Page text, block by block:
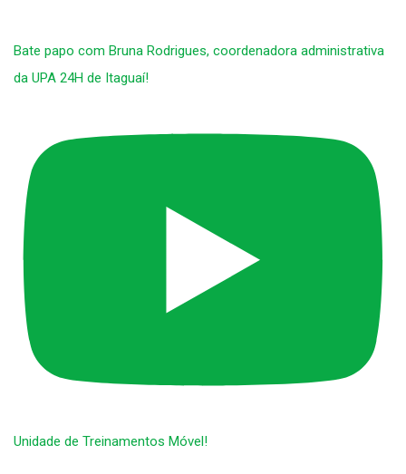
Bate papo com Bruna Rodrigues, coordenadora administrativa
da UPA 24H de Itaguaí!
Unidade de Treinamentos Móvel!